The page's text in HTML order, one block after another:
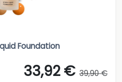
Foundation
33,92 € 39,90 €